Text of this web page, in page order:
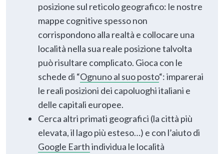
posizione sul reticolo geografico: le nostre
mappe cognitive spesso non
corrispondono alla realtà e collocare una
località nella sua reale posizione talvolta
può risultare complicato. Gioca con le
schede di “Ognuno al suo posto“: imparerai
le reali posizioni dei capoluoghi italiani e
delle capitali europee.
Cerca altri primati geografici (la città più
elevata, il lago più esteso…) e con l’aiuto di
Google Earthindividua le località